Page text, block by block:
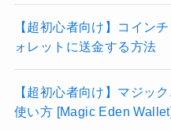
【超初心者向け】コイン
ォレットに送金する方法
【超初心者向け】マジッ
使い方 [Magic Eden